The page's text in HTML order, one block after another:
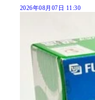
2026年08月07日 11:30